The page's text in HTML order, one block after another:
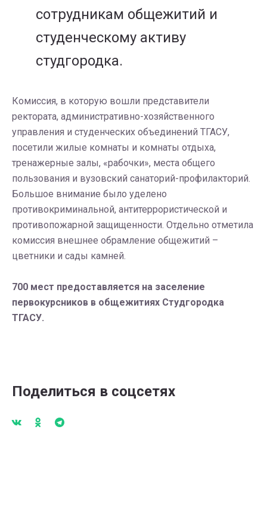
сотрудникам общежитий и
студенческому активу
студгородка.
Комиссия, в которую вошли представители
ректората, административно-хозяйственного
управления и студенческих объединений ТГАСУ,
посетили жилые комнаты и комнаты отдыха,
тренажерные залы, «рабочки», места общего
пользования и вузовский санаторий-профилакторий.
Большое внимание было уделено
противокриминальной, антитеррористической и
противопожарной защищенности. Отдельно отметила
комиссия внешнее обрамление общежитий –
цветники и сады камней.
700 мест предоставляется на заселение
первокурсников в общежитиях Студгородка
ТГАСУ.
Поделиться в соцсетях